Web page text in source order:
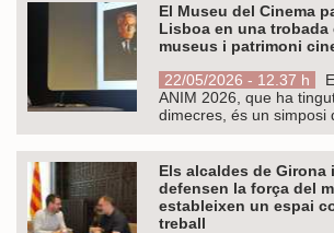
El Museu del Cinema
Lisboa en una trobada
museus i patrimoni
22/05/2026 - 12.37 h
ANIM 2026, que ha
dimecres, és un simposi
Els alcaldes de Girona
defensen la força del
estableixen un espai
treball